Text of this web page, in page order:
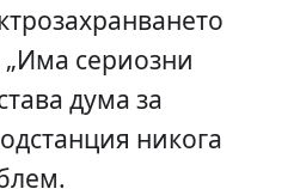
сериозни
дума за
никога